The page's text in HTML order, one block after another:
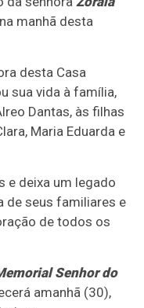
manhã desta
desta Casa
sua vida à família,
Dantas, às filhas
Maria Eduarda e
e deixa um legado
de seus familiares e
de todos os
Senhor do
amanhã (30),